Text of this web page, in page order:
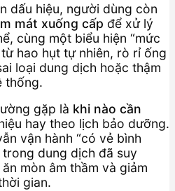
dấu hiệu, người dùng còn
mát xuống cấp để xử lý
cùng một biểu hiện “mức
hao hụt tự nhiên, rò rỉ ống
loại dung dịch hoặc thậm
thống.
gặp là khi nào cần
hay theo lịch bảo dưỡng.
vận hành “có vẻ bình
dung dịch đã suy
mòn âm thầm và giảm
gian.